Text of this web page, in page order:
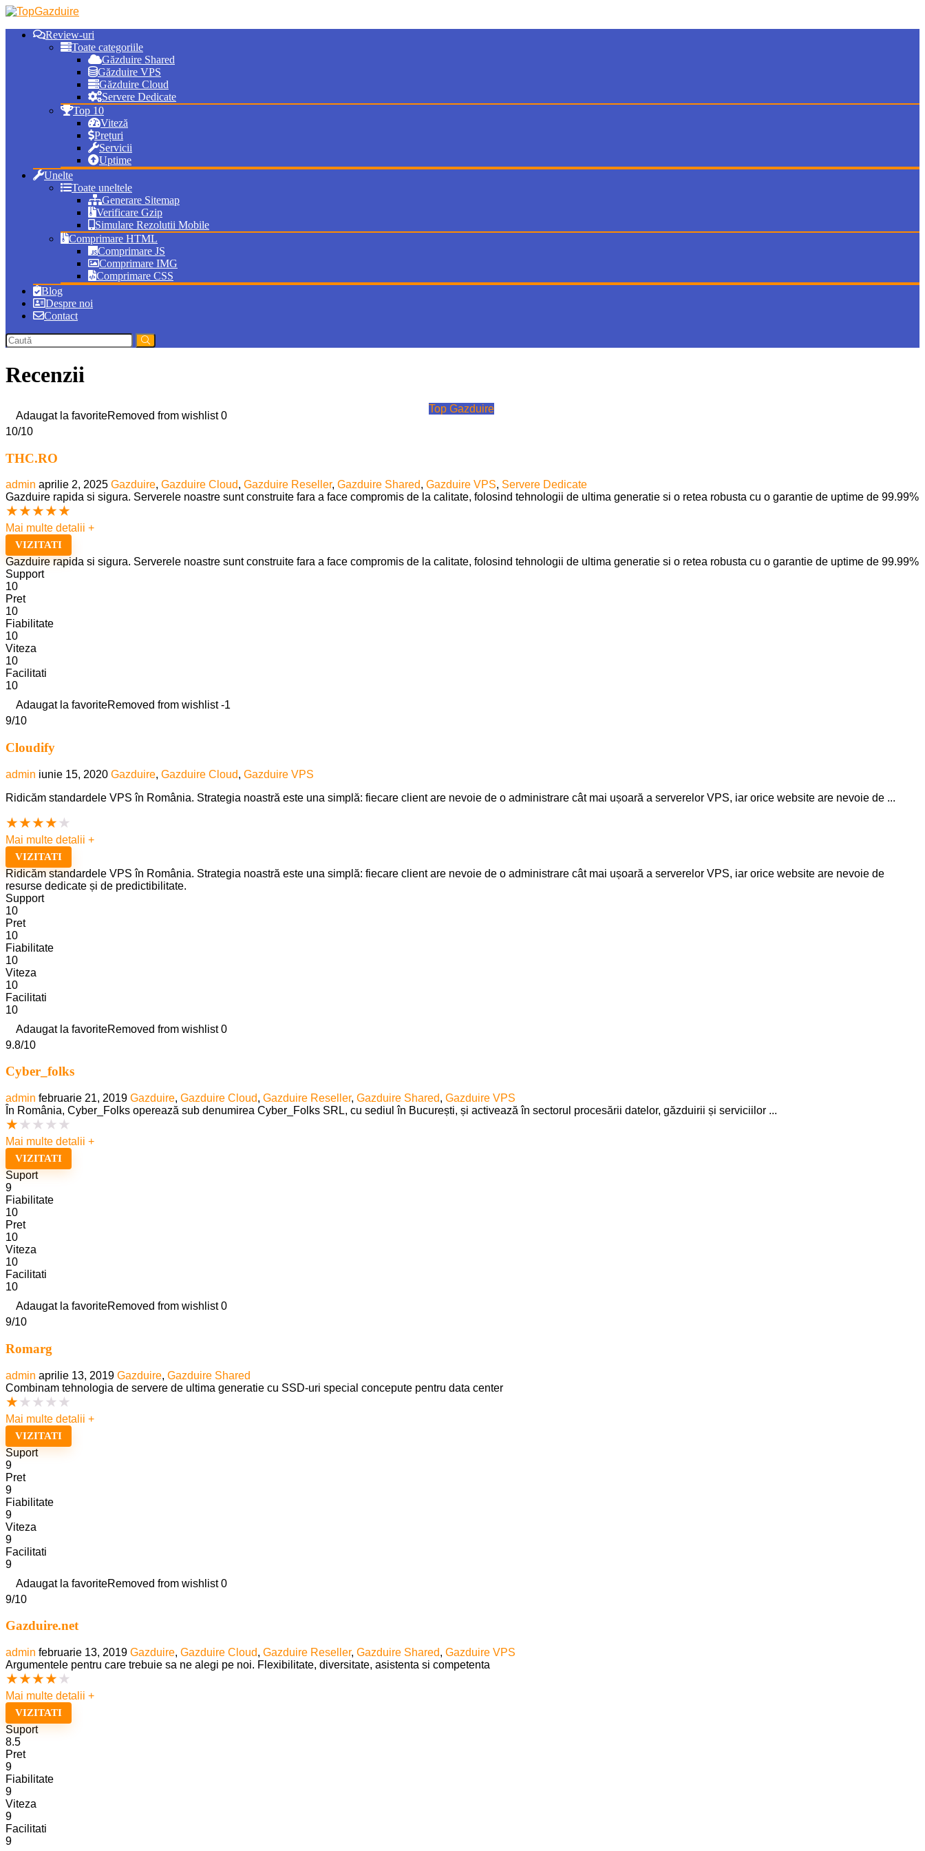
Review-uri
Toate categoriile
Găzduire Shared
Găzduire VPS
Găzduire Cloud
Servere Dedicate
Top 10
Viteză
Prețuri
Servicii
Uptime
Unelte
Toate uneltele
Generare Sitemap
Verificare Gzip
Simulare Rezolutii Mobile
Comprimare HTML
Comprimare JS
Comprimare IMG
Comprimare CSS
Blog
Despre noi
Contact
Recenzii
Adaugat la favoriteRemoved from wishlist 0
Top Gazduire
10/10
THC.RO
admin aprilie 2, 2025 Gazduire, Gazduire Cloud, Gazduire Reseller, Gazduire Shared, Gazduire VPS, Servere Dedicate
Gazduire rapida si sigura. Serverele noastre sunt construite fara a face compromis de la calitate, folosind tehnologii de ultima generatie si o retea robusta cu o garantie de uptime de 99.99%
★★★★★
Mai multe detalii +
VIZITATI
Gazduire rapida si sigura. Serverele noastre sunt construite fara a face compromis de la calitate, folosind tehnologii de ultima generatie si o retea robusta cu o garantie de uptime de 99.99%
Support
10
Pret
10
Fiabilitate
10
Viteza
10
Facilitati
10
Adaugat la favoriteRemoved from wishlist -1
9/10
Cloudify
admin iunie 15, 2020 Gazduire, Gazduire Cloud, Gazduire VPS
Ridicăm standardele VPS în România. Strategia noastră este una simplă: fiecare client are nevoie de o administrare cât mai ușoară a serverelor VPS, iar orice website are nevoie de ...
★★★★ ★
Mai multe detalii +
VIZITATI
Ridicăm standardele VPS în România. Strategia noastră este una simplă: fiecare client are nevoie de o administrare cât mai ușoară a serverelor VPS, iar orice website are nevoie de
resurse dedicate și de predictibilitate.
Support
10
Pret
10
Fiabilitate
10
Viteza
10
Facilitati
10
Adaugat la favoriteRemoved from wishlist 0
9.8/10
Cyber_folks
admin februarie 21, 2019 Gazduire, Gazduire Cloud, Gazduire Reseller, Gazduire Shared, Gazduire VPS
În România, Cyber_Folks operează sub denumirea Cyber_Folks SRL, cu sediul în București, și activează în sectorul procesării datelor, găzduirii și serviciilor ...
★ ★ ★ ★ ★
Mai multe detalii +
VIZITATI
Suport
9
Fiabilitate
10
Pret
10
Viteza
10
Facilitati
10
Adaugat la favoriteRemoved from wishlist 0
9/10
Romarg
admin aprilie 13, 2019 Gazduire, Gazduire Shared
Combinam tehnologia de servere de ultima generatie cu SSD-uri special concepute pentru data center
★ ★ ★ ★ ★
Mai multe detalii +
VIZITATI
Suport
9
Pret
9
Fiabilitate
9
Viteza
9
Facilitati
9
Adaugat la favoriteRemoved from wishlist 0
9/10
Gazduire.net
admin februarie 13, 2019 Gazduire, Gazduire Cloud, Gazduire Reseller, Gazduire Shared, Gazduire VPS
Argumentele pentru care trebuie sa ne alegi pe noi. Flexibilitate, diversitate, asistenta si competenta
★★★★ ★
Mai multe detalii +
VIZITATI
Suport
8.5
Pret
9
Fiabilitate
9
Viteza
9
Facilitati
9